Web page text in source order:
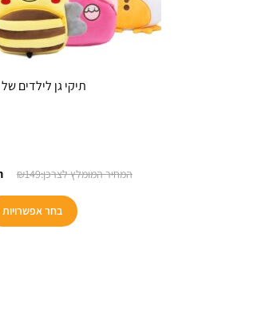
תיקי גן לילדים
₪149
היה:
בחר אפשרויות